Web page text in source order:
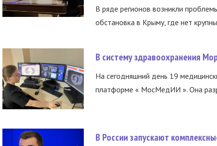
В ряде регионов возникли
обстановка в Крыму, где нет
В систему здравоохранения
На сегодняшний день 19
платформе « МосМедИИ ». Она
В России запускают